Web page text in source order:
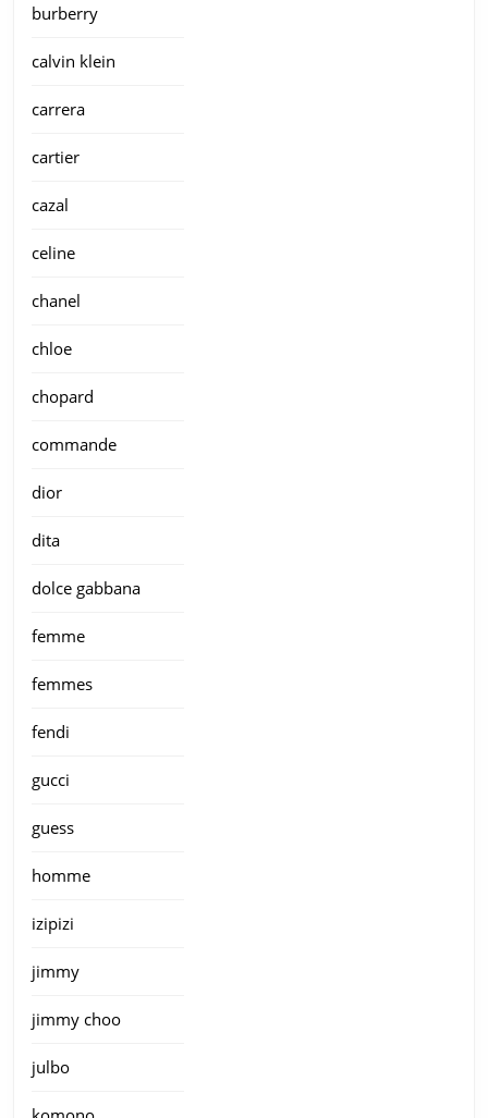
burberry
calvin klein
carrera
cartier
cazal
celine
chanel
chloe
chopard
commande
dior
dita
dolce gabbana
femme
femmes
fendi
gucci
guess
homme
izipizi
jimmy
jimmy choo
julbo